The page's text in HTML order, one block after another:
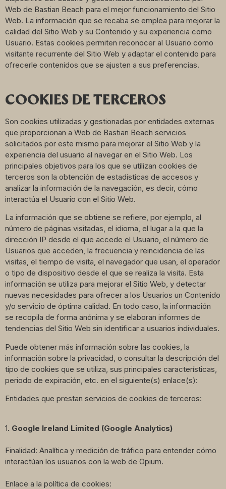
Web de Bastian Beach para el mejor funcionamiento del Sitio
Web. La información que se recaba se emplea para mejorar la
calidad del Sitio Web y su Contenido y su experiencia como
Usuario. Estas cookies permiten reconocer al Usuario como
visitante recurrente del Sitio Web y adaptar el contenido para
ofrecerle contenidos que se ajusten a sus preferencias.
COOKIES DE TERCEROS
Son cookies utilizadas y gestionadas por entidades externas
que proporcionan a Web de Bastian Beach servicios
solicitados por este mismo para mejorar el Sitio Web y la
experiencia del usuario al navegar en el Sitio Web. Los
principales objetivos para los que se utilizan cookies de
terceros son la obtención de estadísticas de accesos y
analizar la información de la navegación, es decir, cómo
interactúa el Usuario con el Sitio Web.
La información que se obtiene se refiere, por ejemplo, al
número de páginas visitadas, el idioma, el lugar a la que la
dirección IP desde el que accede el Usuario, el número de
Usuarios que acceden, la frecuencia y reincidencia de las
visitas, el tiempo de visita, el navegador que usan, el operador
o tipo de dispositivo desde el que se realiza la visita. Esta
información se utiliza para mejorar el Sitio Web, y detectar
nuevas necesidades para ofrecer a los Usuarios un Contenido
y/o servicio de óptima calidad. En todo caso, la información
se recopila de forma anónima y se elaboran informes de
tendencias del Sitio Web sin identificar a usuarios individuales.
Puede obtener más información sobre las cookies, la
información sobre la privacidad, o consultar la descripción del
tipo de cookies que se utiliza, sus principales características,
periodo de expiración, etc. en el siguiente(s) enlace(s):
Entidades que prestan servicios de cookies de terceros:
1. Google Ireland Limited (Google Analytics)
Finalidad: Analítica y medición de tráfico para entender cómo
interactúan los usuarios con la web de Opium.
Enlace a la política de cookies: